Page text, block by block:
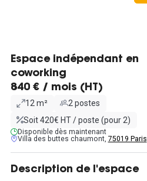
Espace indépendant en
coworking
840 € / mois (HT)
12 m²
2 postes
Soit 420€ HT / poste (pour 2)
Disponible dès maintenant
Villa des buttes chaumont, 75019 Paris
Description de l'espace